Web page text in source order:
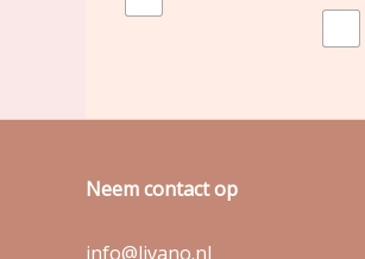
Neem contact op
info@livano.nl